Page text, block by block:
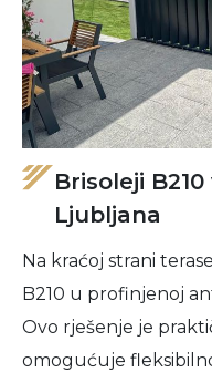
Brisoleji
Ljubljana
Na kraćoj strani
B210 u profinjenoj
Ovo rješenje je
omogućuje